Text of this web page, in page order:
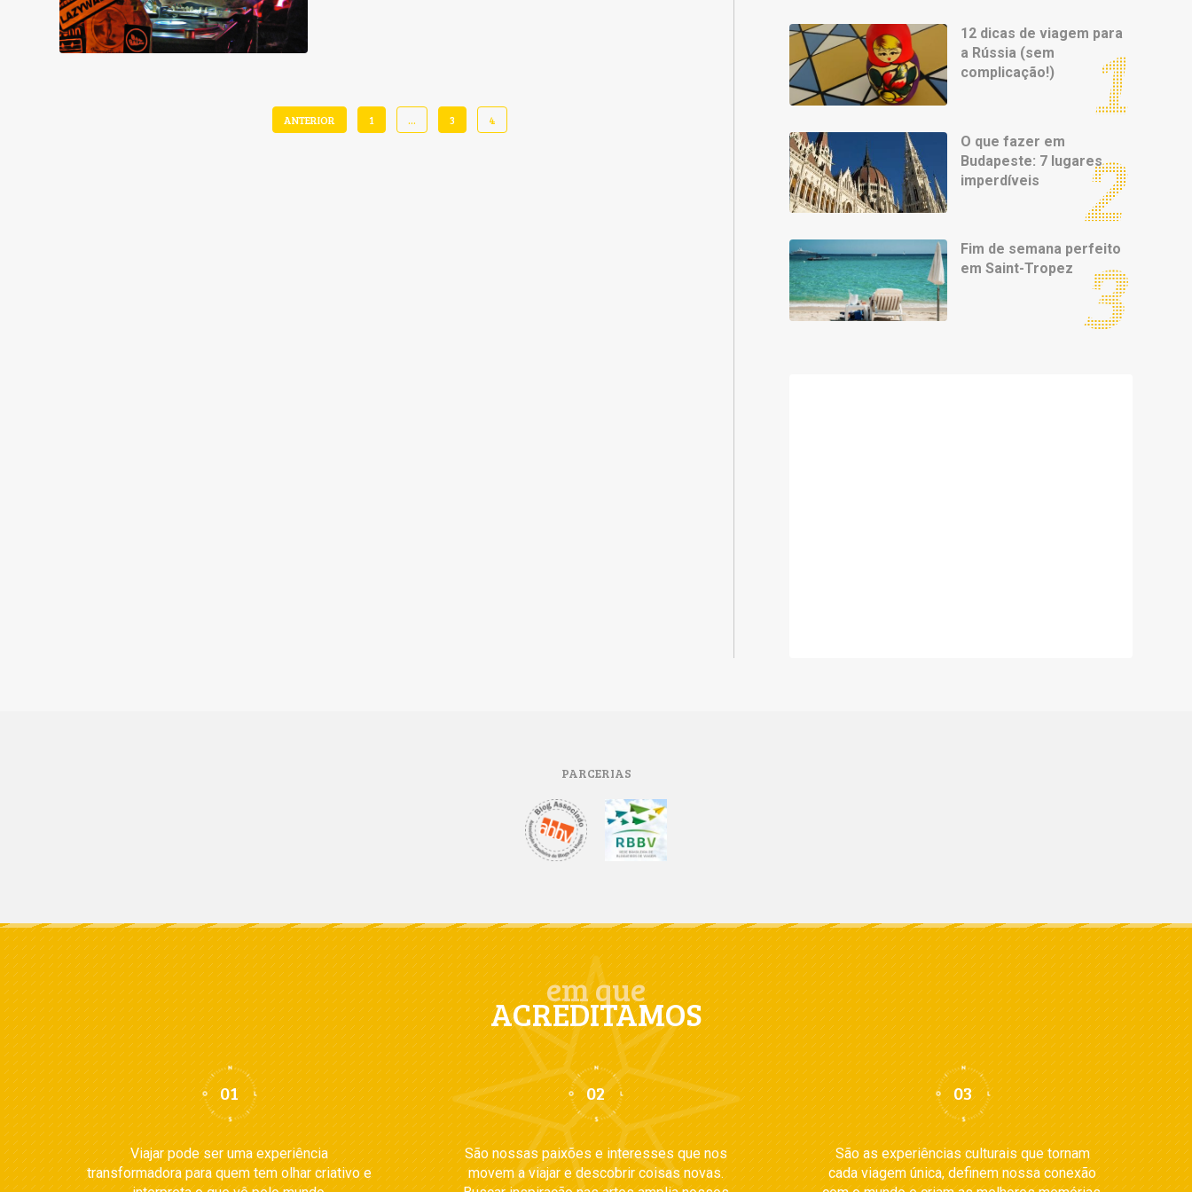
ANTERIOR 1 … 3 4
12 dicas de viagem para
a Rússia (sem
complicação!)
O que fazer em
Budapeste: 7 lugares
imperdíveis
Fim de semana perfeito
em Saint-Tropez
PARCERIAS
em que
ACREDITAMOS
Viajar pode ser uma experiência
transformadora para quem tem olhar criativo e
São nossas paixões e interesses que nos
movem a viajar e descobrir coisas novas.
São as experiências culturais que tornam
cada viagem única, definem nossa conexão